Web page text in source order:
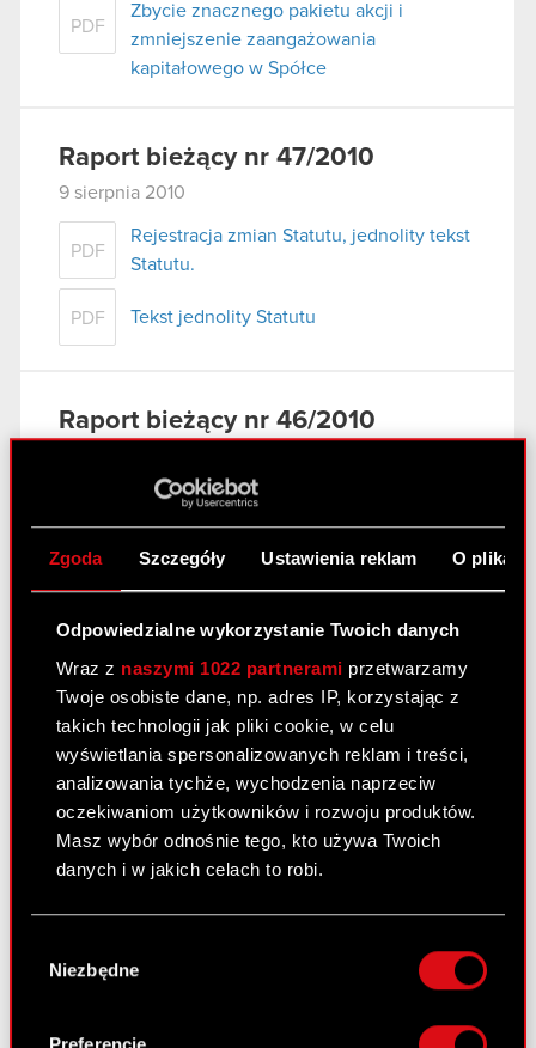
Zgoda Szczegóły Ustawienia reklam O
Odpowiedzialne wykorzystanie Twoich danych
Wraz z naszymi 1022 partnerami przetwarzamy
Twoje osobiste dane, np. adres IP, korzystając z
takich technologii jak pliki cookie, w celu
wyświetlania spersonalizowanych reklam i treści,
analizowania tychże, wychodzenia naprzeciw
oczekiwaniom użytkowników i rozwoju produktów.
Masz wybór odnośnie tego, kto używa Twoich
danych i w jakich celach to robi.
Gromadzić dane dotyczące Twojej
lokalizacji geograficznej z dokładnością nawet
Identyfikować Twoje urządzenie, aktywnie
zgody
Niezbędne
PDF
Zbycie znacznego pakietu akcji i
zmniejszenie zaangażowania
kapitałowego w Spółce
Raport bieżący nr 47/2010
9 sierpnia 2010
PDF
Rejestracja zmian Statutu, jednolity tekst
Statutu.
PDF Tekst jednolity Statutu
Raport bieżący nr 46/2010
Zmniejszenie udziału w ogólnej liczbie
głosów w Spółce wyniku rozwiązania
porozumienia
Raport bieżący nr 45/2010
6 sierpnia 2010
PDF
Rozwiązanie w części Umowy
Inwestycyjnej, aneks do Umowy
Inwestycyjnej
Raport bieżący nr 44/2010
PDF
zwiększenie udziału w ogólnej liczbie
głosów w Spółce w wyniku rozliczenia
sprzedaż akcji Spółki